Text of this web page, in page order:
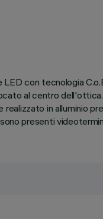
con tecnologia
al centro
in alluminio
presenti